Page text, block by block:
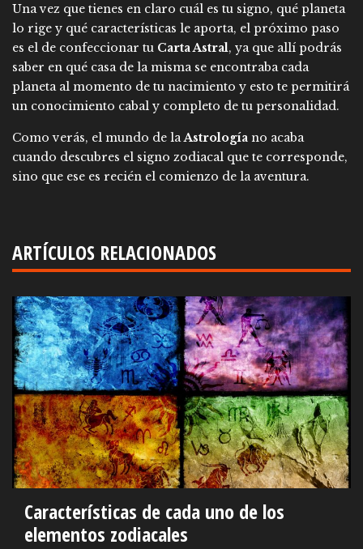
Una vez que tienes en claro cuál es tu signo, qué planeta
lo rige y qué características le aporta, el próximo paso
es el de confeccionar tu Carta Astral, ya que allí podrás
saber en qué casa de la misma se encontraba cada
planeta al momento de tu nacimiento y esto te permitirá
un conocimiento cabal y completo de tu personalidad.
Como verás, el mundo de laAstrología no acaba
cuando descubres el signo zodiacal que te corresponde,
sino que ese es recién el comienzo de la aventura.
ARTÍCULOS RELACIONADOS
Características de cada uno de los
elementos zodiacales